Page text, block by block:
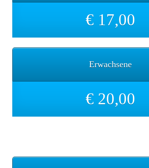
€ 17,00
Erwachsene
€ 20,00